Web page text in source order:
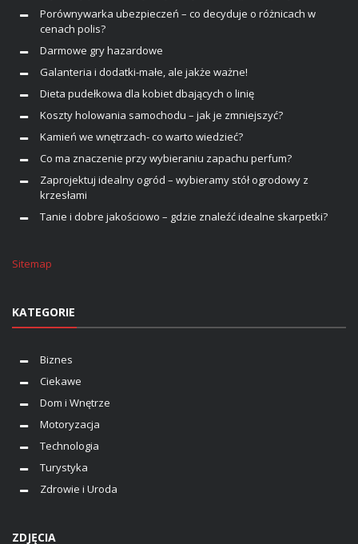
Porównywarka ubezpieczeń – co decyduje o różnicach w
cenach polis?
Darmowe gry hazardowe
Galanteria i dodatki-małe, ale jakże ważne!
Dieta pudełkowa dla kobiet dbających o linię
Koszty holowania samochodu – jak je zmniejszyć?
Kamień we wnętrzach- co warto wiedzieć?
Co ma znaczenie przy wybieraniu zapachu perfum?
Zaprojektuj idealny ogród – wybieramy stół ogrodowy z
krzesłami
Tanie i dobre jakościowo – gdzie znaleźć idealne skarpetki?
Sitemap
KATEGORIE
Biznes
Ciekawe
Dom i Wnętrze
Motoryzacja
Technologia
Turystyka
Zdrowie i Uroda
ZDJĘCIA